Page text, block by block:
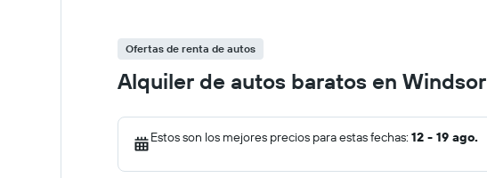
Ofertas de renta de autos
Alquiler de autos baratos en Windsor
Estos son los mejores precios para estas fechas: 12 - 19 ago.